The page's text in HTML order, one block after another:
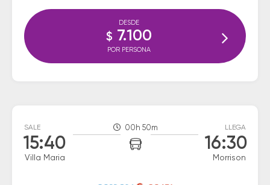
DESDE
$ 7.100
POR PERSONA
SALE
15:40
Villa Maria
00h 50m LLEGA
16:30
Morrison